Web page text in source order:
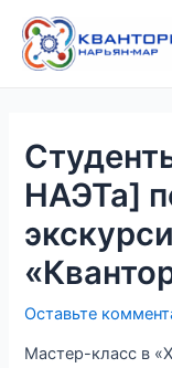
содержимому
НАЭТа]
Оставьте
Мастер-класс в
по
записям